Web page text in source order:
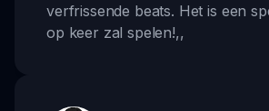
verfrissende beats. Het is een
op keer zal spelen!,,